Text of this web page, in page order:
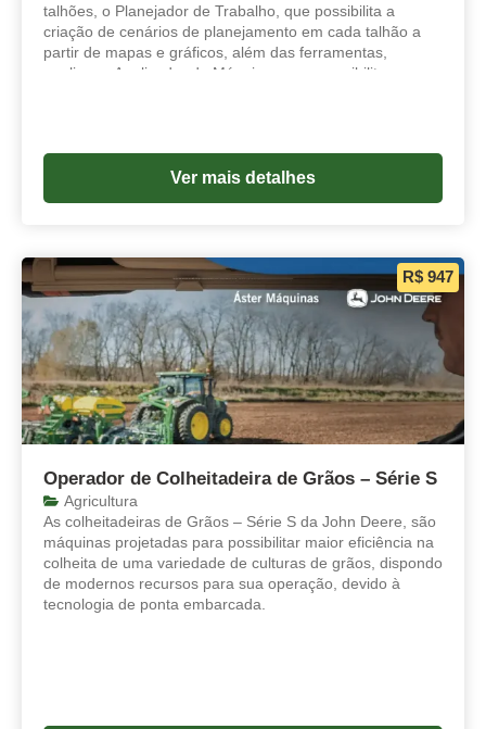
talhões, o Planejador de Trabalho, que possibilita a
criação de cenários de planejamento em cada talhão a
partir de mapas e gráficos, além das ferramentas,
analisar e Analisador de Máquinas, que possibilitam
Ver mais detalhes
R$ 947
Operador de Colheitadeira de Grãos – Série S
Agricultura
As colheitadeiras de Grãos – Série S da John Deere, são
máquinas projetadas para possibilitar maior eficiência na
colheita de uma variedade de culturas de grãos, dispondo
de modernos recursos para sua operação, devido à
tecnologia de ponta embarcada.